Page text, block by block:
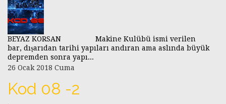
BEYAZ KORSAN Makine Kulübü ismi verilen
bar, dışarıdan tarihi yapıları andıran ama aslında büyük
depremden sonra yapı...
26 Ocak 2018 Cuma
Kod 08 -2